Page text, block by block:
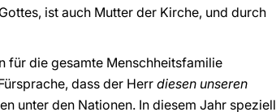
ist auch Mutter der Kirche, und durch
für die gesamte Menschheitsfamilie
dass der Herr diesen unseren
unter den Nationen. In diesem Jahr speziell